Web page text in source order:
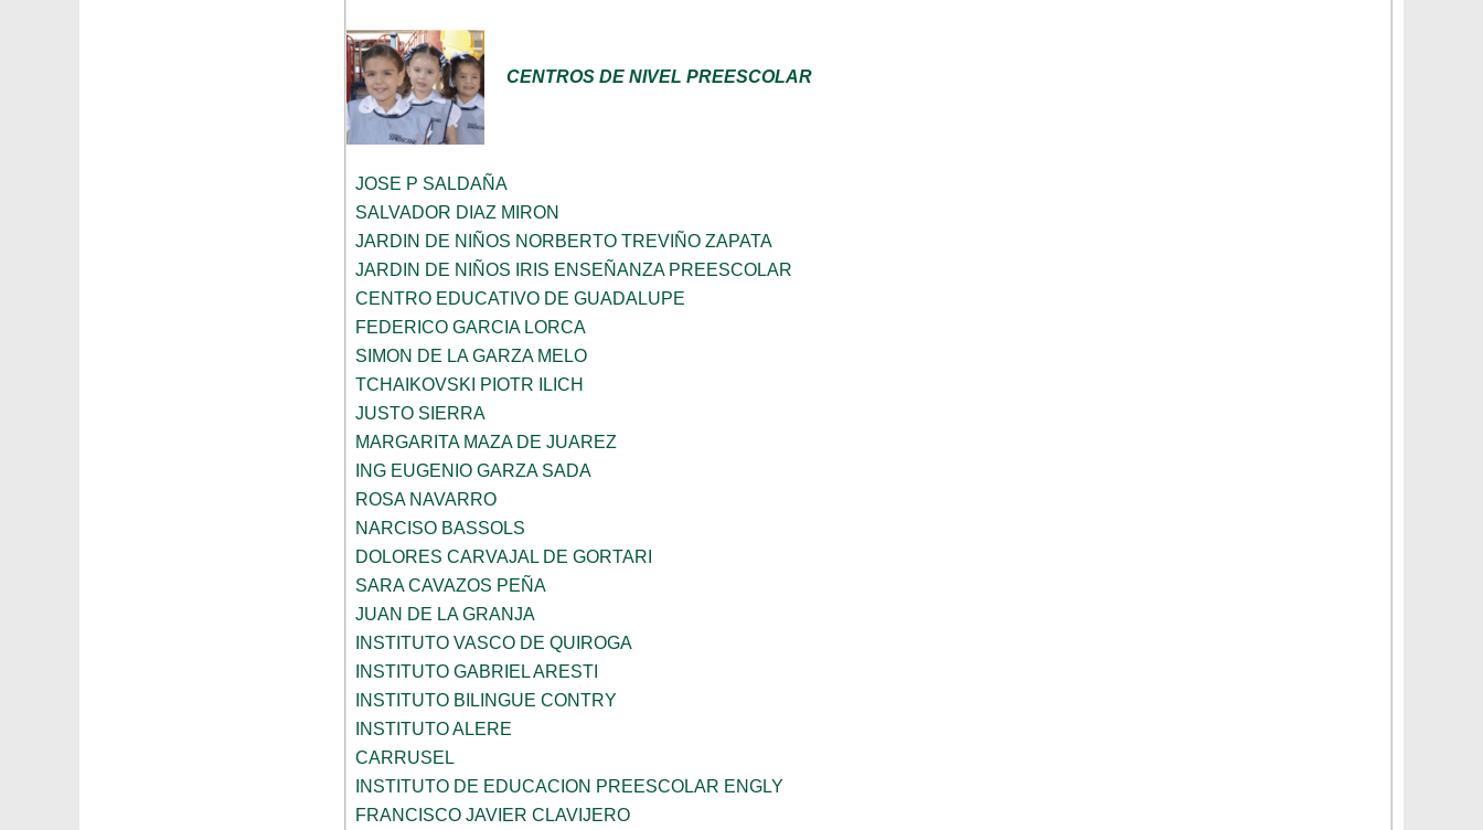
CENTROS DE NIVEL PREESCOLAR
JOSE P SALDAÑA
SALVADOR DIAZ MIRON
JARDIN DE NIÑOS NORBERTO TREVIÑO ZAPATA
JARDIN DE NIÑOS IRIS ENSEÑANZA PREESCOLAR
CENTRO EDUCATIVO DE GUADALUPE
FEDERICO GARCIA LORCA
SIMON DE LA GARZA MELO
TCHAIKOVSKI PIOTR ILICH
JUSTO SIERRA
MARGARITA MAZA DE JUAREZ
ING EUGENIO GARZA SADA
ROSA NAVARRO
NARCISO BASSOLS
DOLORES CARVAJAL DE GORTARI
SARA CAVAZOS PEÑA
JUAN DE LA GRANJA
INSTITUTO VASCO DE QUIROGA
INSTITUTO GABRIEL ARESTI
INSTITUTO BILINGUE CONTRY
INSTITUTO ALERE
CARRUSEL
INSTITUTO DE EDUCACION PREESCOLAR ENGLY
FRANCISCO JAVIER CLAVIJERO